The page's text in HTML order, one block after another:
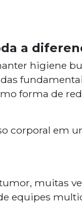
a
higiene
forma de
corporal em
muitas
equipes